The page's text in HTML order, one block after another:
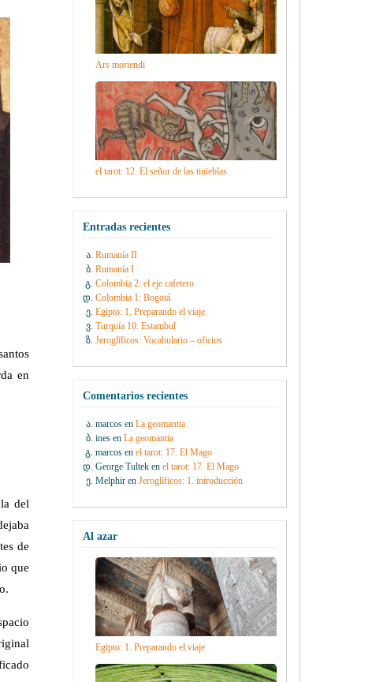
en
del
de
que
Ars moriendi
el tarot: 12. El señor de las tinieblas
Entradas recientes
Rumanía II
Rumanía I
Colombia 2: el eje cafetero
Colombia 1: Bogotá
Egipto: 1. Preparando el viaje
Turquía 10: Estambul
Jeroglíficos: Vocabulario – oficios
Comentarios recientes
marcosen La geomantia
inesen La geomantia
marcosen el tarot: 17. El Mago
George Tulteken el tarot: 17. El Mago
Melphiren Jeroglíficos: 1. introducción
Al azar
Egipto: 1. Preparando el viaje